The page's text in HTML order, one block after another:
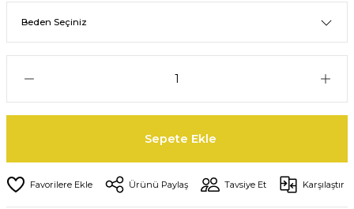
Sepete Ekle
Ürünü Paylaş Tavsiye Et Karşılaştır